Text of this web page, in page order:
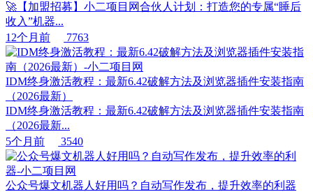
🚀【加盟招募】小二项目网合伙人计划：打造您的专属“睡后
收入”机器...
12个月前
7763
IDM终身激活教程：最新6.42破解方法及浏览器插件安装指南
（2026最新）
IDM终身激活教程：最新6.42破解方法及浏览器插件安装指南
（2026最新...
5个月前
3540
公众号爆文机器人好用吗？自动写作发布，提升效率的利器